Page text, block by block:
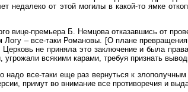
от этой могилы в какой-то ямке
вице-премьера Б. Немцова отказавшись от
Логу – все-таки Романовы. [О плане
не приняла это заключение и была
всякими карами, требуя признать
все-таки еще раз вернуться к
примут во внимание все противоречия и